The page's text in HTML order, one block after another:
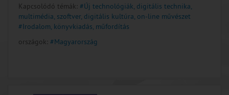
Kapcsolódó témák: #Új technológiák, digitális technika,
multimédia, szoftver, digitális kultúra, on-line művészet
#Irodalom, könyvkiadás, műfordítás
országok: #Magyarország